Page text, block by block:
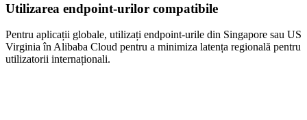
Utilizarea endpoint-urilor compatibile
Pentru aplicații globale, utilizați endpoint-urile din Singapore sau US
Virginia în Alibaba Cloud pentru a minimiza latența regională pentru
utilizatorii internaționali.